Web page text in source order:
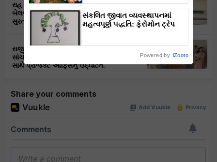
રાહ ફાર્મા પ્રોડ્યુસર કંપનીના અધ્યક્ષ તારાચંદ
બેલજી એ એશિયા ડોન-બાયો કેરના બારડોલી,
સુરત, ગુજરાત ઉત્પાદન ક્ષેત્રની મુલાકાત લીધી.
સજીવન લાઇફ પ્રા. લી. દ્વારા રાજસ્થાન ના
સાંચોર જીલ્લામાં માં નવા પ્રોજેક્ટ ના શુભારંભ
સાથે પ્રોજેક્ટ ઓફિસનું ઉદ્ઘાટન.
Share your comments
સંકલિત જીવાત વ્યવસ્થાપનમાં
મહત્વપૂર્ણ પદ્ધતિ: ફેરોમોન ટ્રેપ
Powered by iZooto